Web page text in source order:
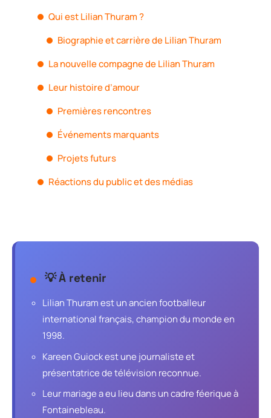
Qui est Lilian Thuram ?
Biographie et carrière de Lilian Thuram
La nouvelle compagne de Lilian Thuram
Leur histoire d’amour
Premières rencontres
Événements marquants
Projets futurs
Réactions du public et des médias
💡 À retenir
Lilian Thuram est un ancien footballeur
international français, champion du monde en
1998.
Kareen Guiock est une journaliste et
présentatrice de télévision reconnue.
Leur mariage a eu lieu dans un cadre féerique à
Fontainebleau.